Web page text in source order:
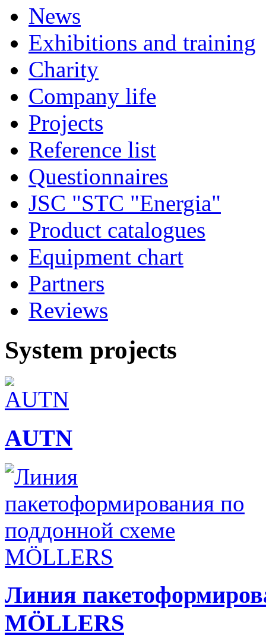
News
Exhibitions and training
Charity
Company life
Projects
Reference list
Questionnaires
JSC "STC "Energia"
Product catalogues
Equipment chart
Partners
Reviews
System projects
AUTN
Линия
MÖLLERS